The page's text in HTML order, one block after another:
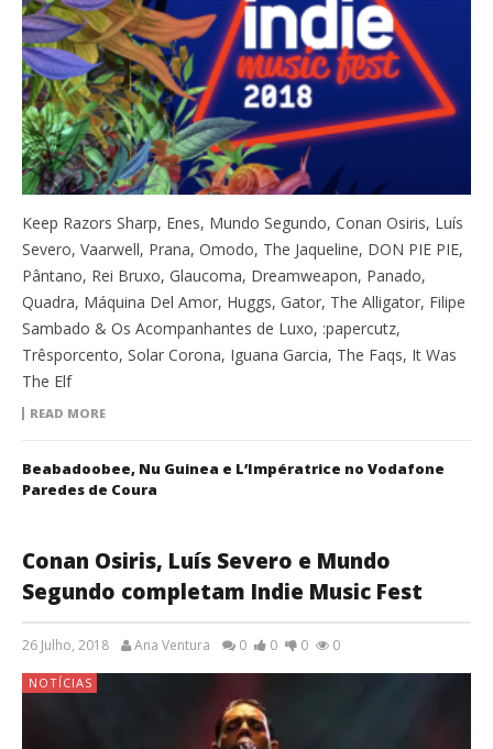
Keep Razors Sharp, Enes, Mundo Segundo, Conan Osiris, Luís
Severo, Vaarwell, Prana, Omodo, The Jaqueline, DON PIE PIE,
Pântano, Rei Bruxo, Glaucoma, Dreamweapon, Panado,
Quadra, Máquina Del Amor, Huggs, Gator, The Alligator, Filipe
Sambado & Os Acompanhantes de Luxo, :papercutz,
Trêsporcento, Solar Corona, Iguana Garcia, The Faqs, It Was
The Elf
READ MORE
Beabadoobee, Nu Guinea e L’Impératrice no Vodafone
Paredes de Coura
Conan Osiris, Luís Severo e Mundo
Segundo completam Indie Music Fest
26 Julho, 2018 Ana Ventura 0 0 0 0
NOTÍCIAS